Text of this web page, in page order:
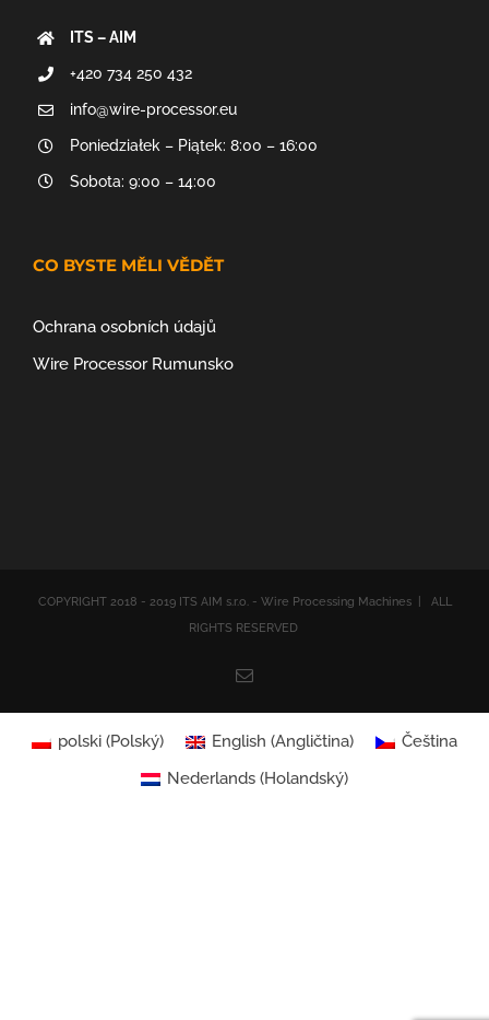
ITS – AIM
+420 734 250 432
info@wire-processor.eu
Poniedziałek – Piątek: 8:00 – 16:00
Sobota: 9:00 – 14:00
CO BYSTE MĚLI VĚDĚT
Ochrana osobních údajů
Wire Processor Rumunsko
COPYRIGHT 2018 - 2019 ITS AIM s.r.o. - Wire Processing Machines | ALL
RIGHTS RESERVED
Email
polski (Polský) English (Angličtina)
Čeština
Nederlands (Holandský)